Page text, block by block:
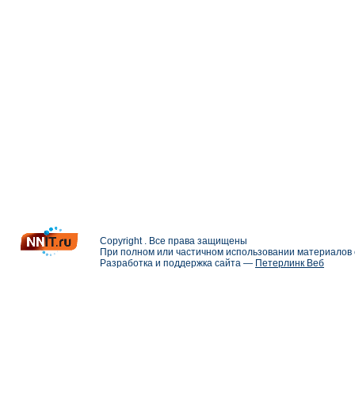
Copyright . Все права защищены
При полном или частичном использовании
Разработка и поддержка сайта — Петерлинк Веб